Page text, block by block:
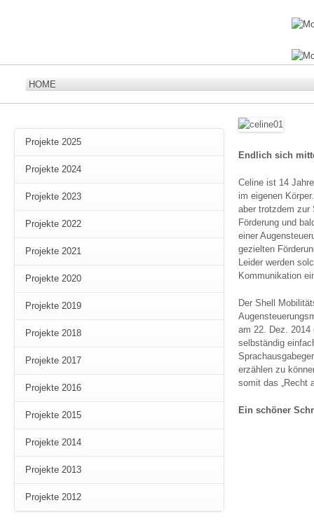
Endlich sich
Celine ist 14
im eigenen
aber trotzdem zur
Förderung und
einer
gezielten
Leider werden
Kommunikation
Der Shell
am 22. Dez. 2014
selbständig
erzählen zu
somit das „Recht
Ein schöner
Projekte 2025
Projekte 2024
Projekte 2023
Projekte 2022
Projekte 2021
Projekte 2020
Projekte 2019
Projekte 2018
Projekte 2017
Projekte 2016
Projekte 2015
Projekte 2014
Projekte 2013
Projekte 2012